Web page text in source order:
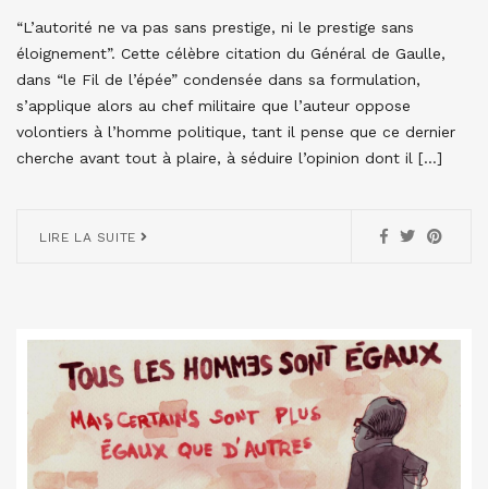
“L’autorité ne va pas sans prestige, ni le prestige sans
éloignement”. Cette célèbre citation du Général de Gaulle,
dans “le Fil de l’épée” condensée dans sa formulation,
s’applique alors au chef militaire que l’auteur oppose
volontiers à l’homme politique, tant il pense que ce dernier
cherche avant tout à plaire, à séduire l’opinion dont il […]
LIRE LA SUITE